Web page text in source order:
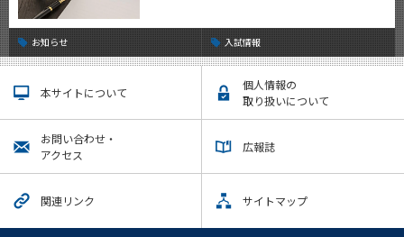
お知らせ 入試情報
本サイトについて
個人情報の
取り扱いについて
お問い合わせ・
アクセス
広報誌
関連リンク サイトマップ